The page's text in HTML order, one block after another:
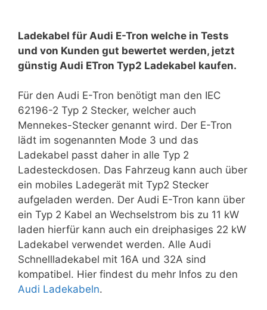
Ladekabel für Audi E-Tron welche in Tests
und von Kunden gut bewertet werden, jetzt
günstig Audi ETron Typ2 Ladekabel kaufen.
Für den Audi E-Tron benötigt man den IEC
62196-2 Typ 2 Stecker, welcher auch
Mennekes-Stecker genannt wird. Der E-Tron
lädt im sogenannten Mode 3 und das
Ladekabel passt daher in alle Typ 2
Ladesteckdosen. Das Fahrzeug kann auch über
ein mobiles Ladegerät mit Typ2 Stecker
aufgeladen werden. Der Audi E-Tron kann über
ein Typ 2 Kabel an Wechselstrom bis zu 11 kW
laden hierfür kann auch ein dreiphasiges 22 kW
Ladekabel verwendet werden. Alle Audi
Schnellladekabel mit 16A und 32A sind
kompatibel. Hier findest du mehr Infos zu den
Audi Ladekabeln.